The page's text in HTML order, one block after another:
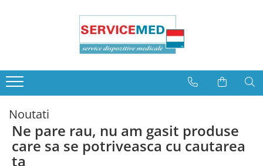
Service Concentratoare de oxigen
stationare
Concentratoare de oxigen
Service dispozitive CPAP/ APAP/ BIPAP
Service dispozitive APAP
Service dispozitive BiPAP
Noutati
Ne pare rau, nu am gasit produse
care sa se potriveasca cu cautarea
ta